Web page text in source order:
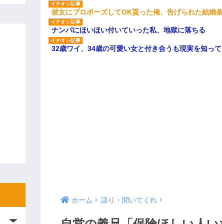
彼女にプロポーズしてOK貰った俺、告げられた結婚
ナンパにほいほい付いていった私、地獄に落ちる
32歳ワイ、34歳の可愛い女と付き合うも現実を知っ
ホーム 語り・聞いてくれ